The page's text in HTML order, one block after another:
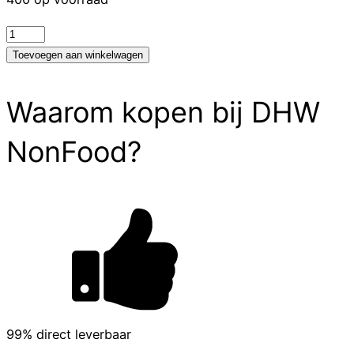
test
aantal
Toevoegen aan winkelwagen
Waarom kopen bij DHW
NonFood?
99% direct leverbaar